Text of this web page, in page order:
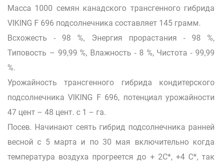
Масса 1000 семян канадского трансгенного гибрида
VIKING F 696 подсолнечника составляет 145 грамм.
Всхожесть - 98 %, Энергия прорастания - 98 %,
Типовость – 99,99 %, Влажность - 8 %, Чистота - 99,99
%.
Урожайность трансгенного гибрида кондитерского
подсолнечника VIKING F 696, потенциал урожайности
47 цент – 48 цент. с 1 – га.
Посев. Начинают сеять гибрид подсолнечника ранней
весной с 5 марта и по 30 мая включительно когда
температура воздуха прогреется до + 2С*, +4 С*, так